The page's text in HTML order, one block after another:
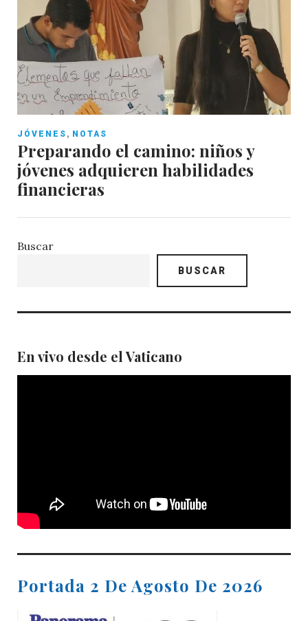
JÓVENES , NOTAS
Preparando el camino: niños y
jóvenes adquieren habilidades
financieras
Buscar
BUSCAR
En vivo desde el Vaticano
Portada 2 De Agosto De 2026